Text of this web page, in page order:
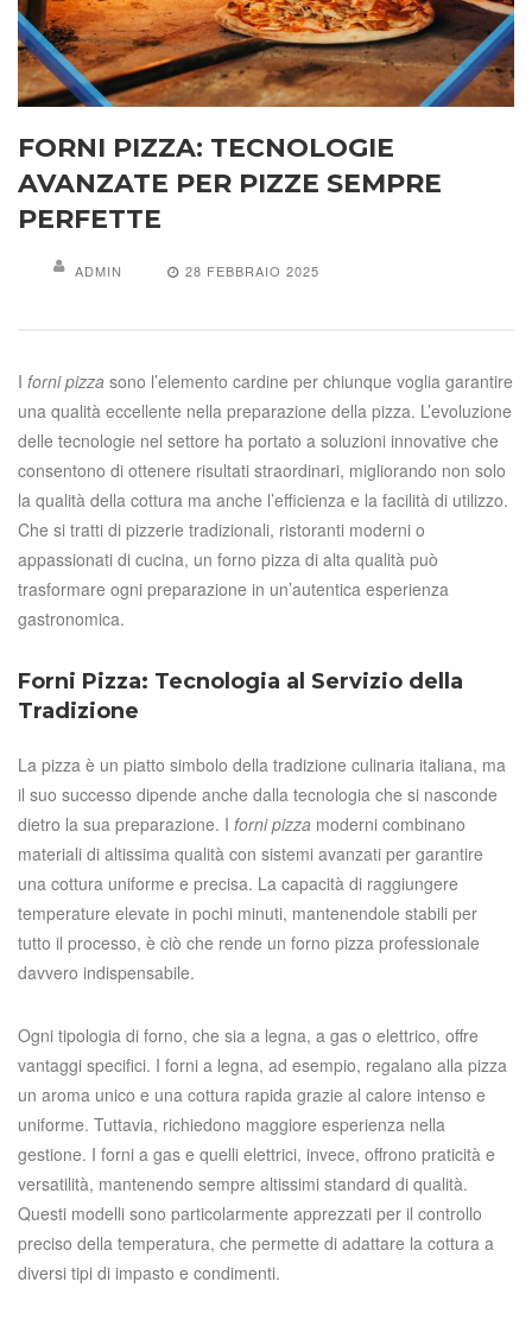
FORNI PIZZA: TECNOLOGIE
AVANZATE PER PIZZE SEMPRE
PERFETTE
ADMIN 28 FEBBRAIO 2025
I forni pizza sono l’elemento cardine per chiunque voglia garantire
una qualità eccellente nella preparazione della pizza. L’evoluzione
delle tecnologie nel settore ha portato a soluzioni innovative che
consentono di ottenere risultati straordinari, migliorando non solo
la qualità della cottura ma anche l’efficienza e la facilità di utilizzo.
Che si tratti di pizzerie tradizionali, ristoranti moderni o
appassionati di cucina, un forno pizza di alta qualità può
trasformare ogni preparazione in un’autentica esperienza
gastronomica.
Forni Pizza: Tecnologia al Servizio della
Tradizione
La pizza è un piatto simbolo della tradizione culinaria italiana, ma
il suo successo dipende anche dalla tecnologia che si nasconde
dietro la sua preparazione. I forni pizza moderni combinano
materiali di altissima qualità con sistemi avanzati per garantire
una cottura uniforme e precisa. La capacità di raggiungere
temperature elevate in pochi minuti, mantenendole stabili per
tutto il processo, è ciò che rende un forno pizza professionale
davvero indispensabile.
Ogni tipologia di forno, che sia a legna, a gas o elettrico, offre
vantaggi specifici. I forni a legna, ad esempio, regalano alla pizza
un aroma unico e una cottura rapida grazie al calore intenso e
uniforme. Tuttavia, richiedono maggiore esperienza nella
gestione. I forni a gas e quelli elettrici, invece, offrono praticità e
versatilità, mantenendo sempre altissimi standard di qualità.
Questi modelli sono particolarmente apprezzati per il controllo
preciso della temperatura, che permette di adattare la cottura a
diversi tipi di impasto e condimenti.